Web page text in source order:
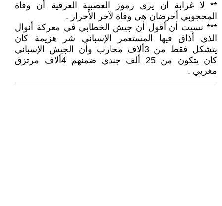
** لا غرابة أن يرى رموز العصبية العرقية أن وفاة
المحجوبي أحرضان هي وفاة لآخر الأحرار .
*** نسيت أن أقول أن جيش الخطابي في معركة أنوال
الذي أذاق فيها المستعمر الإسباني شر هزيمة كان
يتشكل فقط من 3ألاف محارب وأن الجيش الإسباني
كان يتكون من 25 ألف جندي ضمنهم 4ألاف مرتزق
مغربي .